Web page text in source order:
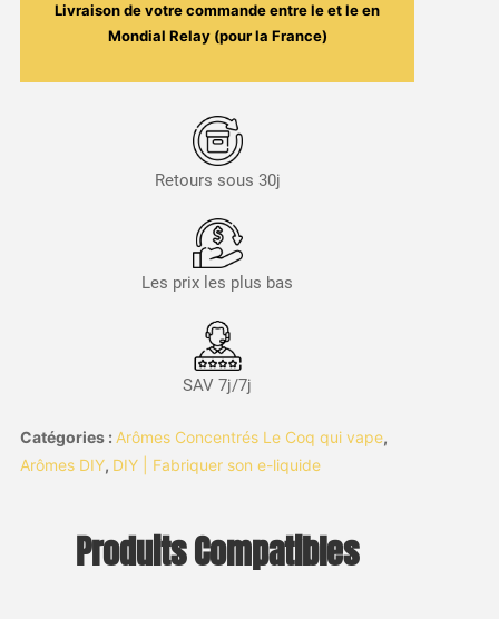
Livraison de votre commande entre leet leen
Mondial Relay (pour la France)
Retours sous 30j
Les prix les plus bas
SAV 7j/7j
Catégories : Arômes Concentrés Le Coq qui vape,
Arômes DIY, DIY | Fabriquer son e-liquide
Produits Compatibles